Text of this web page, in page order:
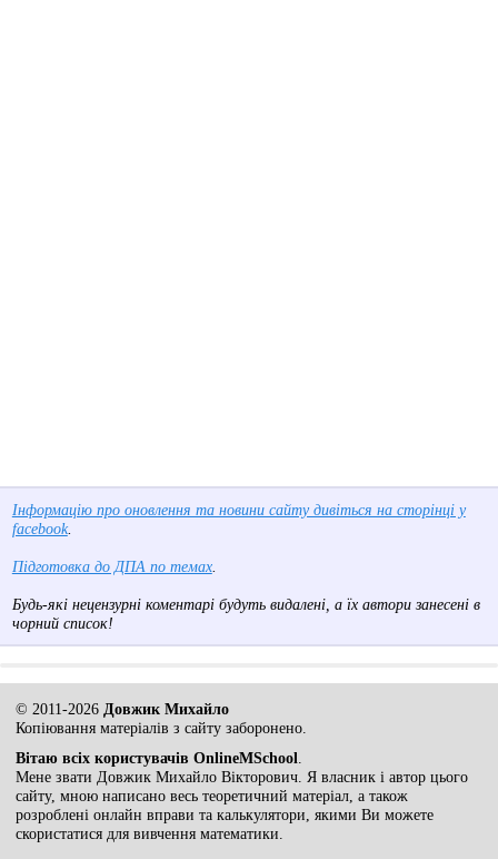
Інформацію про оновлення та новини сайту дивіться на сторінці у
facebook.
Підготовка до ДПА по темах.
Будь-які нецензурні коментарі будуть видалені, а їх автори занесені в
чорний список!
© 2011-2026 Довжик Михайло
Копіювання матеріалів з сайту заборонено.
Вітаю всіх користувачів OnlineMSchool.
Мене звати Довжик Михайло Вікторович. Я власник і автор цього
сайту, мною написано весь теоретичний матеріал, а також
розроблені онлайн вправи та калькулятори, якими Ви можете
скористатися для вивчення математики.